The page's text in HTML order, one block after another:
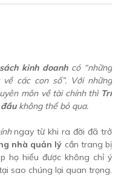
sách kinh doanhcó “những
các con số”. Với những
môn về tài chính thì Trí
không thể bỏ qua.
ngay từ khi ra đời đã trở
nhà quản lý cần trang bị
họ hiểu được không chỉ ý
sao chúng lại quan trọng.